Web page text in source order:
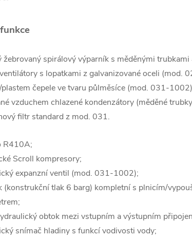
žebrovaný spirálový výparník s měděnými
s lopatkami z galvanizované oceli (mod.
čepele ve tvaru půlměsíce (mod. 031-
vzduchem chlazené kondenzátory (měděné
filtr standard z mod. 031.
R410A;
Scroll kompresory;
expanzní ventil (mod. 031-1002);
(konstrukční tlak 6 barg) kompletní s plnicím/
obtok mezi vstupním a výstupním
snímač hladiny s funkcí vodivosti vody;